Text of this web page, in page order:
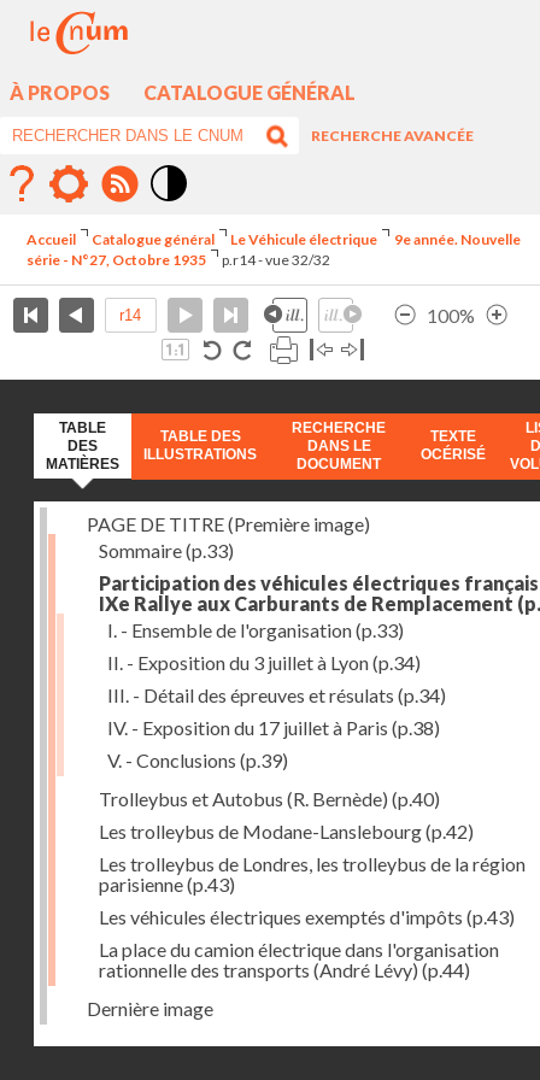
À PROPOS CATALOGUE GÉNÉRAL
RECHERCHE AVANCÉE
élévé
Accueil Catalogue général Le Véhicule électrique
9e année. Nouvelle
série - N°27, Octobre 1935
p.r14 - vue 32/32
100%
TABLE
DES
MATIÈRES
TABLE DES
ILLUSTRATIONS
RECHERCHE
DANS LE
DOCUMENT
TEXTE
OCÉRISÉ
PAGE DE TITRE (Première image)
Sommaire(p.33)
Participation des véhicules électriques
IXe Rallye aux Carburants de Remplacement
I. - Ensemble de l'organisation(p.33)
II. - Exposition du 3 juillet à Lyon(p.34)
III. - Détail des épreuves et résulats (p.34)
IV. - Exposition du 17 juillet à Paris (p.38)
V. - Conclusions (p.39)
Trolleybus et Autobus (R. Bernède) (p.40)
Les trolleybus de Modane-Lanslebourg(p.42)
Les trolleybus de Londres, les trolleybus de la région
parisienne(p.43)
Les véhicules électriques exemptés d'impôts (p.43)
La place du camion électrique dans l'organisation
rationnelle des transports (André Lévy) (p.44)
Dernière image